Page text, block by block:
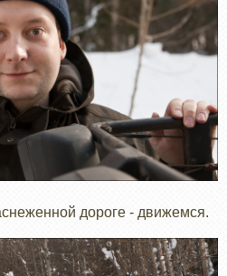
дороге - движемся.